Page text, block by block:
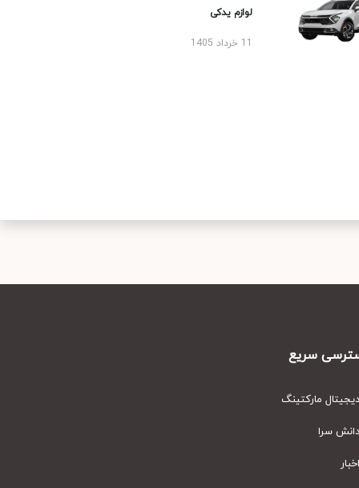
لوازم یدکی
سریع
مارکتینگ
سرا